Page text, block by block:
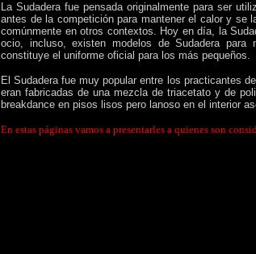
La Sudadera fue pensada originalmente para ser
antes de la competición para mantener el calor y se
comúnmente en otros contextos. Hoy en día, la
ocio, incluso, existen modelos de Sudadera
constituye el uniforme oficial para los más pequeños.
El Sudadera fue muy popular entre los practicantes
eran fabricadas de una mezcla de triacetato y de
breakdance en pisos lisos pero lanoso en el interior
En estas páginas vamos a presentarles a quienes son